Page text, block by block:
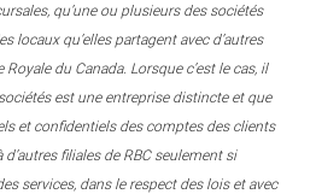
qu’une ou plusieurs des sociétés
locaux qu’elles partagent avec d’autres
du Canada. Lorsque c’est le cas, il
est une entreprise distincte et que
et confidentiels des comptes des clients
filiales de RBC seulement si
services, dans le respect des lois et avec